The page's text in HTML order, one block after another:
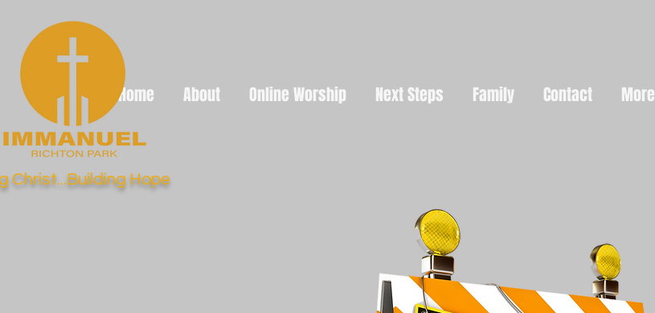
Christ...Building Hope
Home About Online Worship Next Steps Family Contact More